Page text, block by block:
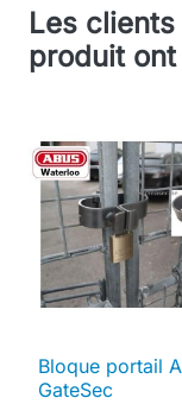
Les
produit
Bloque portail
GateSec